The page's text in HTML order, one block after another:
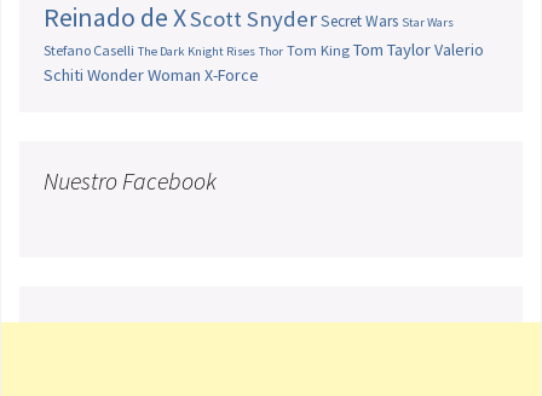
Reinado de XScott SnyderSecret Wars Star Wars
Stefano Caselli The Dark Knight Rises Thor Tom King Tom TaylorValerio
Schiti Wonder Woman X-Force
Nuestro Facebook